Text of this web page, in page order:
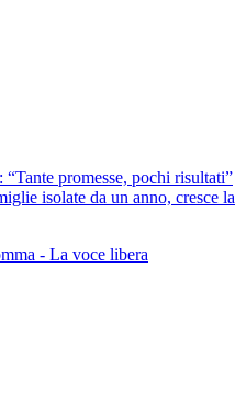
promesse, pochi risultati”
isolate da un anno, cresce